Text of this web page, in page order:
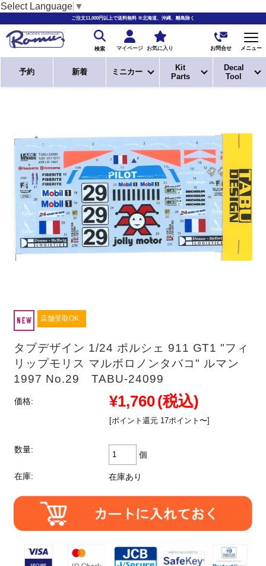
Select Language ▼
ご注文11,000円以上で送料無料 ※北海道、沖縄、離島除く
検索 マイページ お気に入り お問合せ メニュー
予約 新着 ミニカー
Kit
Parts
Decal
Tool
店舗受取OK
タブデザイン 1/24 ポルシェ 911 GT1 "フィ
リップモリス マルボロノンタバコ" ルマン
1997 No.29 TABU-24099
価格: ¥1,760(税込)
[ポイント還元 17ポイント〜]
数量:
個
在庫: 在庫あり